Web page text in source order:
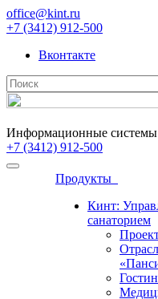
office@kint.ru
+7 (3412) 912-500
Вконтакте
Информационные системы
+7 (3412) 912-500
Продукты
Кинт:
санаторием